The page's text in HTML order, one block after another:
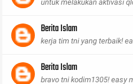
untuk melakukan aktivasi
Berita Islam
kerja tim tni yang terbaik!
Berita Islam
bravo tni kodim1305! easy